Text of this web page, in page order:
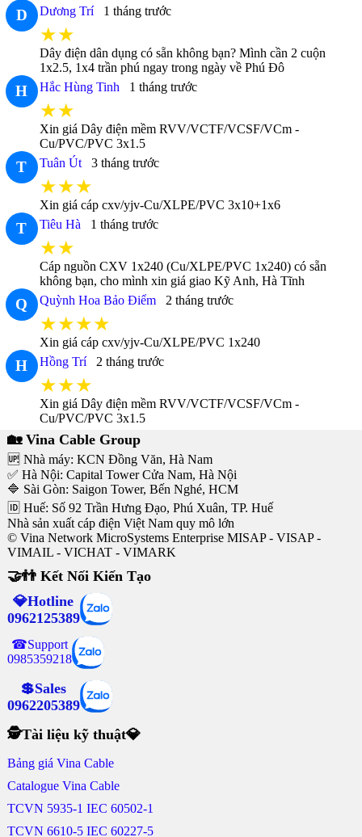
D Dương Trí 1 tháng trước
★★
Dây điện dân dụng có sẵn không bạn? Mình cần 2 cuộn
1x2.5, 1x4 trần phú ngay trong ngày về Phú Đô
H Hắc Hùng Tinh 1 tháng trước
★★
Xin giá Dây điện mềm RVV/VCTF/VCSF/VCm -
Cu/PVC/PVC 3x1.5
T Tuân Út 3 tháng trước
★★★
Xin giá cáp cxv/yjv-Cu/XLPE/PVC 3x10+1x6
T Tiêu Hà 1 tháng trước
★★
Cáp nguồn CXV 1x240 (Cu/XLPE/PVC 1x240) có sẵn
không bạn, cho mình xin giá giao Kỹ Anh, Hà Tĩnh
Q Quỳnh Hoa Bảo Điểm 2 tháng trước
★★★★
Xin giá cáp cxv/yjv-Cu/XLPE/PVC 1x240
H Hồng Trí 2 tháng trước
★★★
Xin giá Dây điện mềm RVV/VCTF/VCSF/VCm -
Cu/PVC/PVC 3x1.5
🏡 Vina Cable Group
🆙 Nhà máy: KCN Đồng Văn, Hà Nam
✅ Hà Nội: Capital Tower Cửa Nam, Hà Nội
🔷 Sài Gòn: Saigon Tower, Bến Nghé, HCM
🆔 Huế: Số 92 Trần Hưng Đạo, Phú Xuân, TP. Huế
Nhà sản xuất cáp điện Việt Nam quy mô lớn
© Vina Network MicroSystems Enterprise MISAP - VISAP -
VIMAIL - VICHAT - VIMARK
🤝👬 Kết Nối Kiến Tạo
💎Hotline
0962125389
☎Support
0985359218
💲Sales
0962205389
🕵Tài liệu kỹ thuật💎
Bảng giá Vina Cable
Catalogue Vina Cable
TCVN 5935-1 IEC 60502-1
TCVN 6610-5 IEC 60227-5